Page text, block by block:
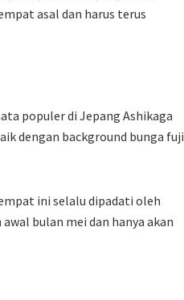
asal dan harus terus
populer di Jepang Ashikaga
dengan background bunga fuji
ini selalu dipadati oleh
bulan mei dan hanya akan